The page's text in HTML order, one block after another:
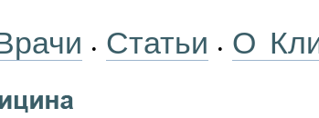
• Статьи • О